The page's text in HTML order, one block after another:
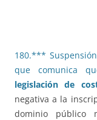
180.***
que comunica
legislación de
negativa a la
dominio público